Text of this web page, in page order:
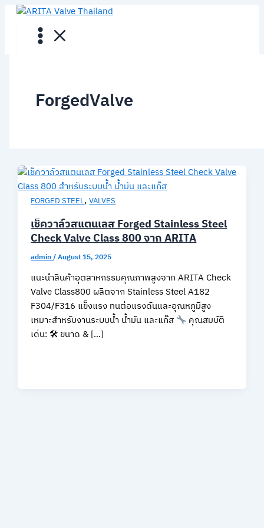
Skip
ForgedValve
FORGED STEEL,VALVES
เช็ควาล์วสแตนเลส Forged Stainless Steel
Check Valve Class 800 จาก ARITA
admin/August 15, 2025
แนะนำสินค้าอุตสาหกรรมคุณภาพสูงจาก ARITA Check
Valve Class800 ผลิตจาก Stainless Steel A182
F304/F316 แข็งแรง ทนต่อแรงดันและอุณหภูมิสูง
เหมาะสำหรับงานระบบน้ำ น้ำมัน และแก๊ส
คุณสมบัติ
เด่น: 🛠 ขนาด & […]